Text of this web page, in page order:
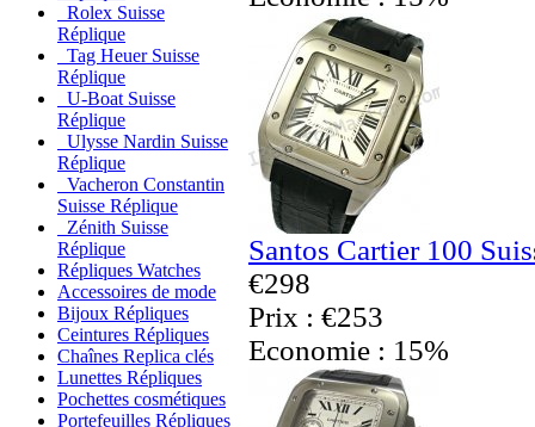
Rolex Suisse
Réplique
Tag Heuer Suisse
Réplique
U-Boat Suisse
Réplique
Ulysse Nardin Suisse
Réplique
Vacheron Constantin
Suisse Réplique
Zénith Suisse
Réplique
Répliques Watches
Accessoires de mode
Bijoux Répliques
Ceintures Répliques
Chaînes Replica clés
Lunettes Répliques
Pochettes cosmétiques
Portefeuilles Répliques
Santos Cartier 100
€298
Prix : €253
Economie : 15%